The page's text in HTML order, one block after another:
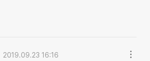
2019.09.23 16:16